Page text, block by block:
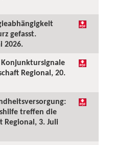
gefasst.
2026.
Konjunktursignale
Regional, 20.
treffen die
3. Juli